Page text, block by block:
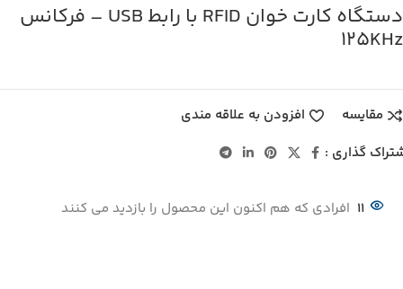
دستگاه کارت خوان RFID با رابط USB – فرکانس
125KHz
مقایسه
افزودن به علاقه مندی
گذاری :
11 افرادی که هم اکنون این محصول را بازدید می کنند